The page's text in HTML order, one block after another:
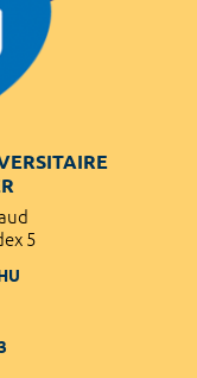
5